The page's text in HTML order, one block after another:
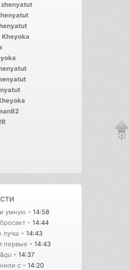
zhenyatut
Kheyoka
умную - 14:58
- 14:44
лучш - 14:43
первые - 14:43
- 14:37
с - 14:20